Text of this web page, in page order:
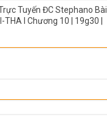
Tuyến ĐC Stephano Bài
THA I Chương 10 | 19g30 |